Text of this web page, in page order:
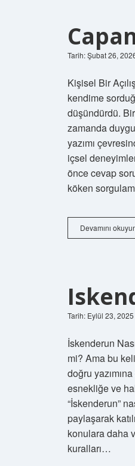
Tarih: Şubat 26,
Kişisel Bir
kendime
düşündürdü.
zamanda
yazımı
içsel
önce cevap
köken
Devamını
Tarih: Eylül 23, 2025
İskenderun
mi? Ama bu
doğru
esnekliğe ve
“İskenderun”
paylaşarak
konulara daha
kuralları…